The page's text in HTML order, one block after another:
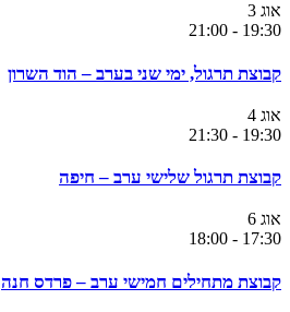
אוג 3
19:30
-
21:00
קבוצת תרגול, ימי שני בערב – הוד השרון
אוג 4
19:30
-
21:30
קבוצת תרגול שלישי ערב – חיפה
אוג 6
17:30
-
18:00
קבוצת מתחילים חמישי ערב – פרדס חנה